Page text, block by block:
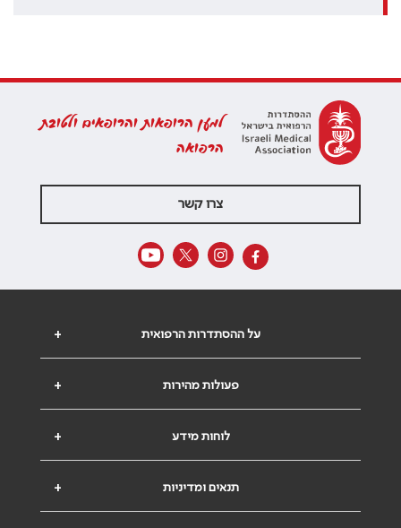
למען הרופאות והרופאים ולטובת
הרפואה
צרו קשר
+ על ההסתדרות הרפואית
+ פעולות מהירות
+ לוחות מידע
+ תנאים ומדיניות